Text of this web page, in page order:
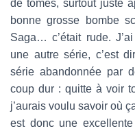
de tomes, surtout juste
bonne grosse bombe
Saga… c’était rude.
une autre série, c’est
série abandonnée par
coup dur : quitte à voir
j’aurais voulu savoir où
est donc une